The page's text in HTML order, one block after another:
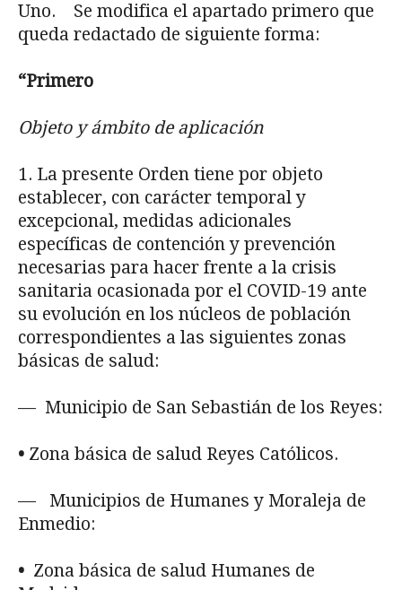
Uno. Se modifica el apartado primero que
queda redactado de siguiente forma:
“Primero
Objeto yámbito de aplicación
1. La presente Orden tiene por objeto
establecer, con carácter temporal y
excepcio­nal, medidas adicionales
específicas de contención y prevención
necesarias para hacer fren­te a la crisis
sanitaria ocasionada por el COVID-19 ante
su evolución en los núcleos de po­blación
correspondientes a las siguientes zonas
básicas de salud:
— Municipio de San Sebastián de los Reyes:
• Zona básica de salud Reyes Católicos.
— Municipios de Humanes y Moraleja de
Enmedio:
• Zona básica de salud Humanes de